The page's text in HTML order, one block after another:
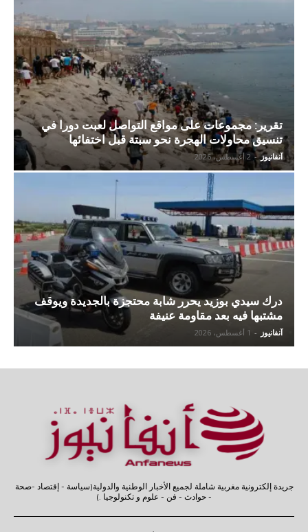
تقرير: مجموعات على مواقع التواصل لعبت دورا في
تنسيق محاولات الهجرة نحو سبتة قبل اختفائها
آنفانيوز - 2 أغسطس، 2026
درك سيدي بوزيد يحرر شابة محتجزة بالجديدة ويوقف
مشتبها فيه بعد مقاومة عنيفة
آنفانيوز - 1 أغسطس، 2026
جريدة إلكترونية مغربية شاملة لجميع الأخبار الوطنية والدولية(سياسة - إقتصاد -صحة
- حوادث - فن - علوم و تكنولوجيا .)